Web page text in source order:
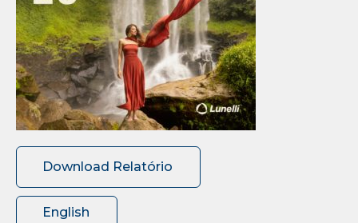
Download Relatório
English